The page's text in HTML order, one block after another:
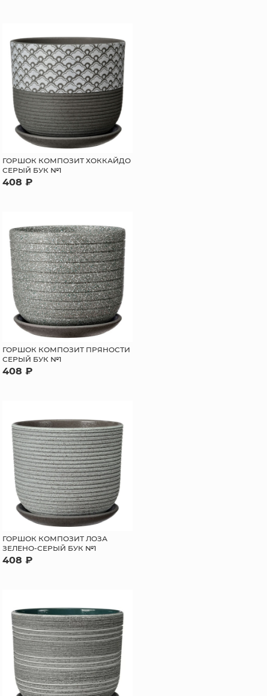
ГОРШОК КОМПОЗИТ ХОККАЙДО
СЕРЫЙ БУК №1
408 ₽
ГОРШОК КОМПОЗИТ ПРЯНОСТИ
СЕРЫЙ БУК №1
408 ₽
ГОРШОК КОМПОЗИТ ЛОЗА
ЗЕЛЕНО-СЕРЫЙ БУК №1
408 ₽